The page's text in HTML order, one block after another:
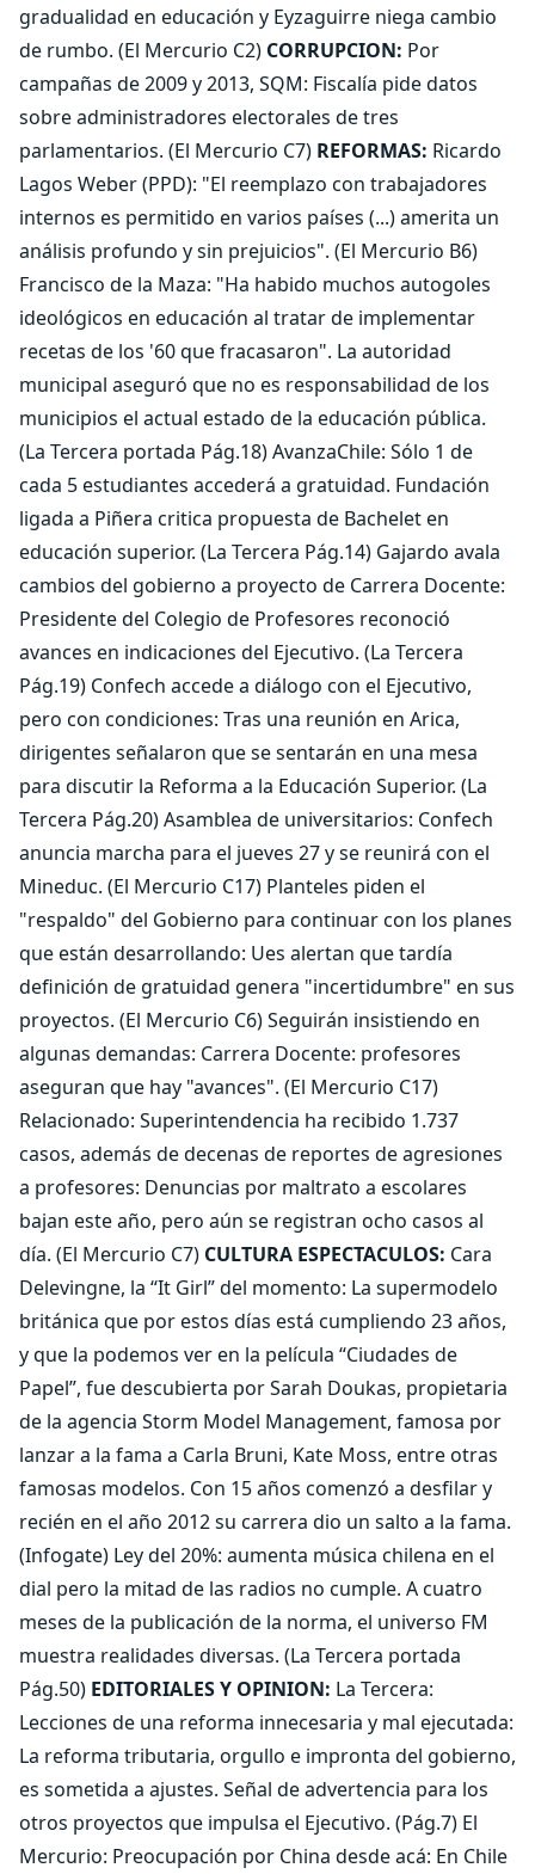
gradualidad en educación y Eyzaguirre niega cambio
de rumbo. (El Mercurio C2) CORRUPCION: Por
campañas de 2009 y 2013, SQM: Fiscalía pide datos
sobre administradores electorales de tres
parlamentarios. (El Mercurio C7) REFORMAS: Ricardo
Lagos Weber (PPD): "El reemplazo con trabajadores
internos es permitido en varios países (...) amerita un
análisis profundo y sin prejuicios". (El Mercurio B6)
Francisco de la Maza: "Ha habido muchos autogoles
ideológicos en educación al tratar de implementar
recetas de los '60 que fracasaron". La autoridad
municipal aseguró que no es responsabilidad de los
municipios el actual estado de la educación pública.
(La Tercera portada Pág.18) AvanzaChile: Sólo 1 de
cada 5 estudiantes accederá a gratuidad. Fundación
ligada a Piñera critica propuesta de Bachelet en
educación superior. (La Tercera Pág.14) Gajardo avala
cambios del gobierno a proyecto de Carrera Docente:
Presidente del Colegio de Profesores reconoció
avances en indicaciones del Ejecutivo. (La Tercera
Pág.19) Confech accede a diálogo con el Ejecutivo,
pero con condiciones: Tras una reunión en Arica,
dirigentes señalaron que se sentarán en una mesa
para discutir la Reforma a la Educación Superior. (La
Tercera Pág.20) Asamblea de universitarios: Confech
anuncia marcha para el jueves 27 y se reunirá con el
Mineduc. (El Mercurio C17) Planteles piden el
"respaldo" del Gobierno para continuar con los planes
que están desarrollando: Ues alertan que tardía
definición de gratuidad genera "incertidumbre" en sus
proyectos. (El Mercurio C6) Seguirán insistiendo en
algunas demandas: Carrera Docente: profesores
aseguran que hay "avances". (El Mercurio C17)
Relacionado: Superintendencia ha recibido 1.737
casos, además de decenas de reportes de agresiones
a profesores: Denuncias por maltrato a escolares
bajan este año, pero aún se registran ocho casos al
día. (El Mercurio C7) CULTURA ESPECTACULOS: Cara
Delevingne, la “It Girl” del momento: La supermodelo
británica que por estos días está cumpliendo 23 años,
y que la podemos ver en la película “Ciudades de
Papel”, fue descubierta por Sarah Doukas, propietaria
de la agencia Storm Model Management, famosa por
lanzar a la fama a Carla Bruni, Kate Moss, entre otras
famosas modelos. Con 15 años comenzó a desfilar y
recién en el año 2012 su carrera dio un salto a la fama.
(Infogate) Ley del 20%: aumenta música chilena en el
dial pero la mitad de las radios no cumple. A cuatro
meses de la publicación de la norma, el universo FM
muestra realidades diversas. (La Tercera portada
Pág.50) EDITORIALES Y OPINION: La Tercera:
Lecciones de una reforma innecesaria y mal ejecutada:
La reforma tributaria, orgullo e impronta del gobierno,
es sometida a ajustes. Señal de advertencia para los
otros proyectos que impulsa el Ejecutivo. (Pág.7) El
Mercurio: Preocupación por China desde acá: En Chile